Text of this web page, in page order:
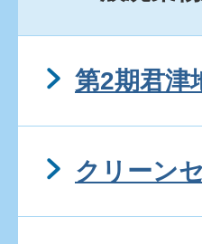
第2期君津
クリーン